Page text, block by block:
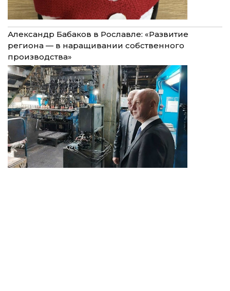
Александр Бабаков в Рославле: «Развитие
региона — в наращивании собственного
производства»